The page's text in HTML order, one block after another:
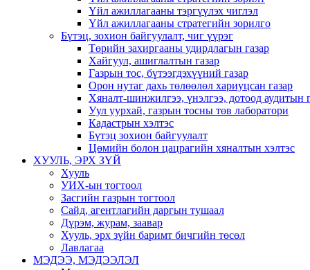
Үйл ажиллагааны тэргүүлэх чиглэл
Үйл ажиллагааны стратегийн зорилго
Бүтэц, зохион байгуулалт, чиг үүрэг
Төрийн захиргааны удирдлагын газар
Хайгуул, ашиглалтын газар
Газрын тос, бүтээгдэхүүний газар
Орон нутаг дахь төлөөлөл хариуцсан газар
Хяналт-шинжилгээ, үнэлгээ, дотоод аудитын
Уул уурхай, газрын тосны төв лаборатори
Кадастрын хэлтэс
Бүтэц зохион байгуулалт
Цөмийн болон цацрагийн хяналтын хэлтэс
ХУУЛЬ, ЭРХ ЗҮЙ
Хууль
УИХ-ын тогтоол
Засгийн газрын тогтоол
Сайд, агентлагийн даргын тушаал
Дүрэм, журам, заавар
Хууль, эрх зүйн баримт бичгийн төсөл
Лавлагаа
МЭДЭЭ, МЭДЭЭЛЭЛ